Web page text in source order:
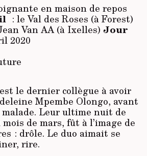
en maison de repos
: le Val des Roses (à Forest)
Van AA (à Ixelles) Jour
2020
le dernier collègue à avoir
Mpembe Olongo, avant
malade. Leur ultime nuit de
de mars, fût à l’image de
: drôle. Le duo aimait se
rire.